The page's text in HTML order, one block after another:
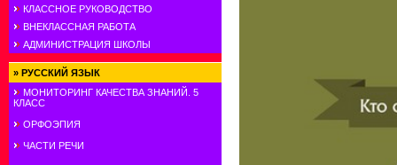
КЛАССНОЕ РУКОВОДСТВО
ВНЕКЛАССНАЯ РАБОТА
АДМИНИСТРАЦИЯ ШКОЛЫ
» РУССКИЙ ЯЗЫК
МОНИТОРИНГ КАЧЕСТВА ЗНАНИЙ. 5
КЛАСС
ОРФОЭПИЯ
ЧАСТИ РЕЧИ